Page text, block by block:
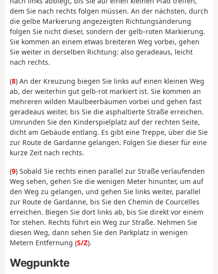
dem Sie nach rechts folgen müssen. An der nächsten, durch
die gelbe Markierung angezeigten Richtungsänderung
folgen Sie nicht dieser, sondern der gelb-roten Markierung.
Sie kommen an einem etwas breiteren Weg vorbei, gehen
Sie weiter in derselben Richtung: also geradeaus, leicht
nach rechts.
(8) An der Kreuzung biegen Sie links auf einen kleinen Weg
ab, der weiterhin gut gelb-rot markiert ist. Sie kommen an
mehreren wilden Maulbeerbäumen vorbei und gehen fast
geradeaus weiter, bis Sie die asphaltierte Straße erreichen.
Umrunden Sie den Kinderspielplatz auf der rechten Seite,
dicht am Gebäude entlang. Es gibt eine Treppe, über die Sie
zur Route de Gardanne gelangen. Folgen Sie dieser für eine
kurze Zeit nach rechts.
(9) Sobald Sie rechts einen parallel zur Straße verlaufenden
Weg sehen, gehen Sie die wenigen Meter hinunter, um auf
den Weg zu gelangen, und gehen Sie links weiter, parallel
zur Route de Gardanne, bis Sie den Chemin de Courcelles
erreichen. Biegen Sie dort links ab, bis Sie direkt vor einem
Tor stehen. Rechts führt ein Weg zur Straße. Nehmen Sie
diesen Weg, dann sehen Sie den Parkplatz in wenigen
Metern Entfernung (S/Z).
Wegpunkte